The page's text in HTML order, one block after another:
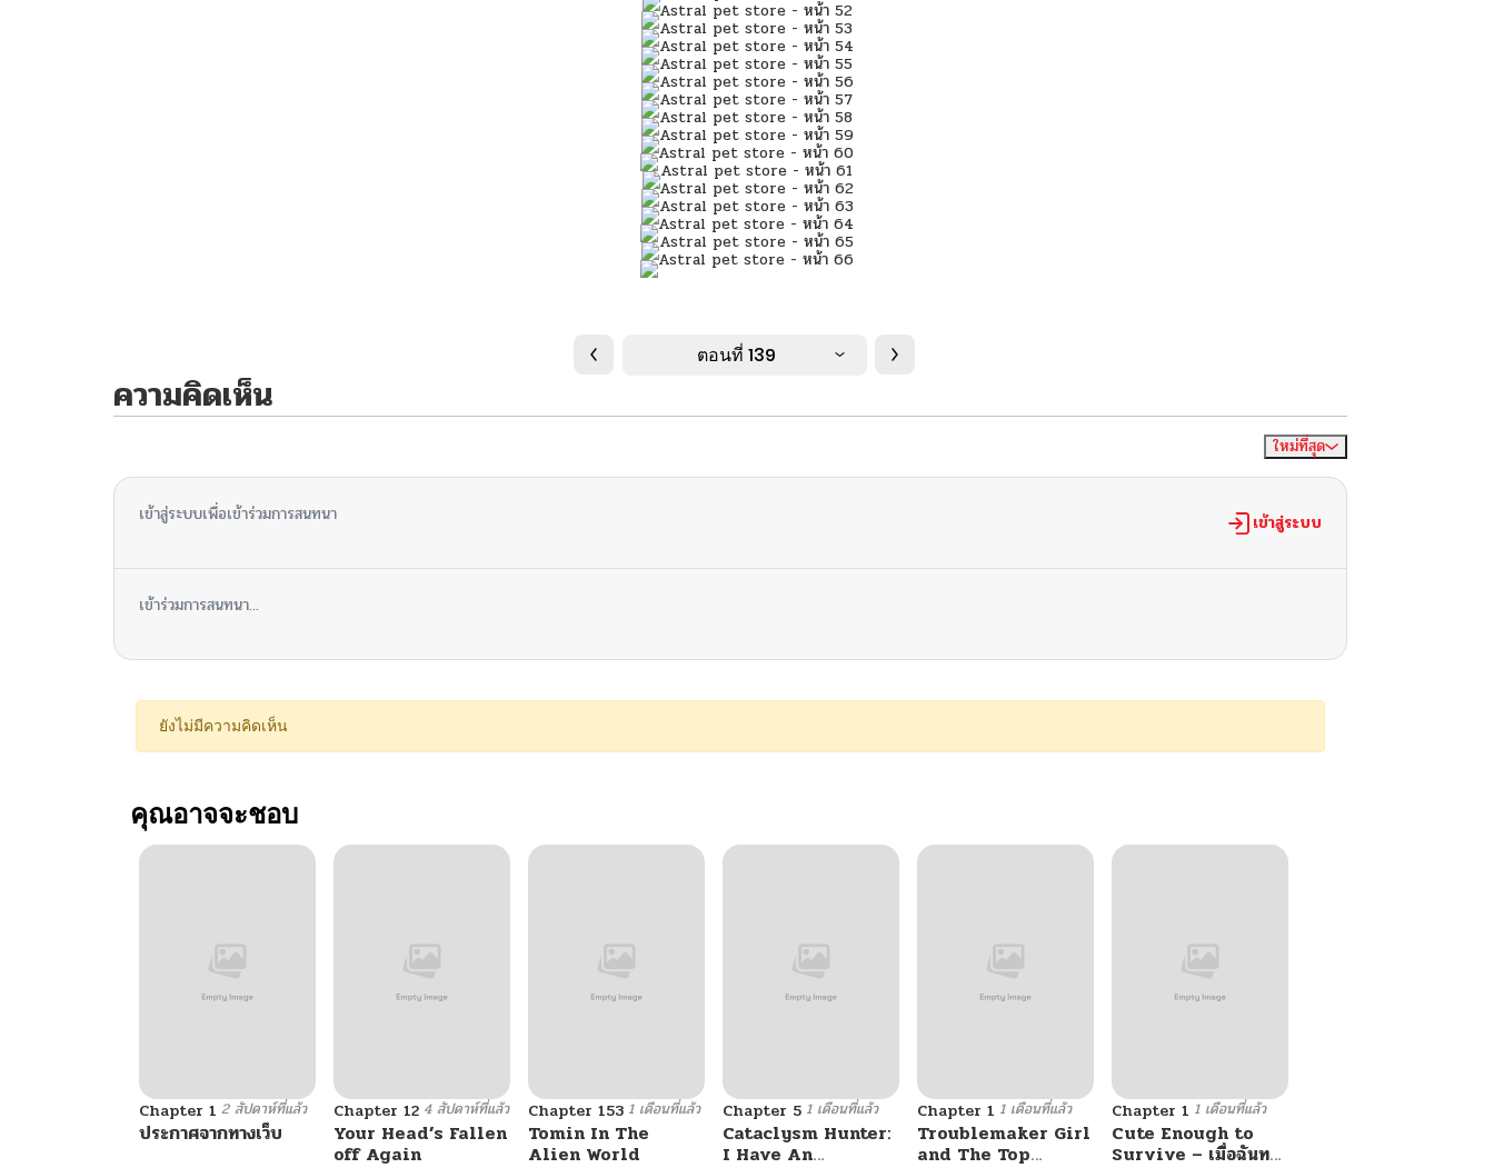
ตอนที่ 139
ความคิดเห็น
ใหม่ที่สุด
เข้าสู่ระบบเพื่อเข้าร่วมการสนทนา เข้าสู่ระบบ
เข้าร่วมการสนทนา...
ยังไม่มีความคิดเห็น
คุณอาจจะชอบ
Chapter 1 2 สัปดาห์ที่แล้ว
ประกาศจากทางเว็บ
Chapter 12 4 สัปดาห์ที่แล้ว
Your Head’s Fallen
off Again
Chapter 153 1 เดือนที่แล้ว
Tomin In The
Alien World
Chapter 5 1 เดือนที่แล้ว
Cataclysm Hunter:
I Have An
Chapter 1 1 เดือนที่แล้ว
Troublemaker Girl
and The Top
Chapter 1 1 เดือนที่แล้ว
Cute Enough to
Survive – เมื่อฉันทะ